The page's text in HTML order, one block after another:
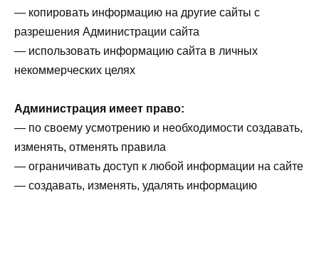
— копировать информацию на другие сайты с
разрешения Администрации сайта
— использовать информацию сайта в личных
некоммерческих целях
Администрация имеет право:
— по своему усмотрению и необходимости создавать,
изменять, отменять правила
— ограничивать доступ к любой информации на сайте
— создавать, изменять, удалять информацию